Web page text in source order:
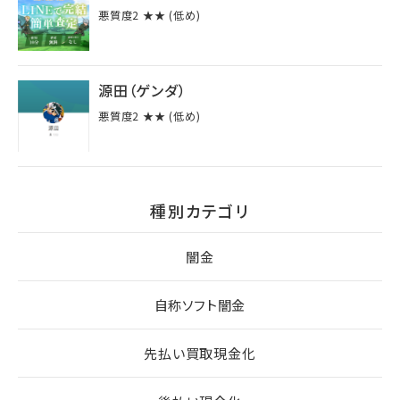
悪質度2 ★★ (低め)
源田（ゲンダ）
悪質度2 ★★ (低め)
種別カテゴリ
闇金
自称ソフト闇金
先払い買取現金化